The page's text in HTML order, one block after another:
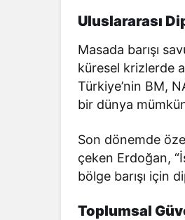
Uluslararası
Masada barışı
küresel krizlerde
Türkiye’nin BM,
bir dünya
Son dönemde
çeken Erdoğan,
bölge barışı için
Toplumsal